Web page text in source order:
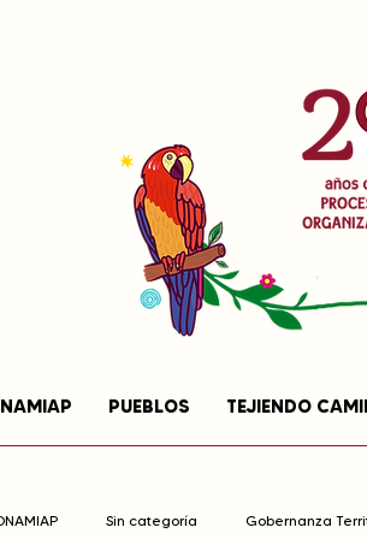
PUEBLOS TEJIENDO
Sin categoría Gobernanza